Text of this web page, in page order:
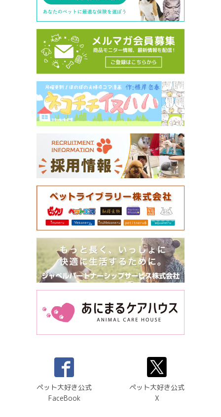
ペット大好き公式
FaceBook
ペット大好き公式
X